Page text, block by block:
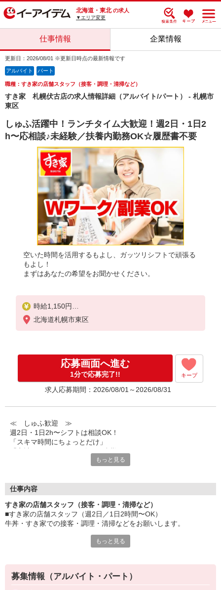
北海道・東北 の求人
▼エリア変更
仕事情報 企業情報
更新日：2026/08/01 ※更新日時点の最新情報です
アルバイト パート
職種：すき家の店舗スタッフ（接客・調理・清掃など）
すき家 札幌伏古店の求人情報詳細（アルバイト/パート） - 札幌市
東区
しゅふ活躍中！ランチタイム大歓迎！週2日・1日2
h〜応相談♪未経験／扶養内勤務OK☆履歴書不要
空いた時間を活用するもよし、ガッツリシフトで頑張る
もよし！
まずはあなたの希望をお聞かせください。
時給1,150円
※22:00〜翌5:00：時給1,438円
※高校生時給1,100円
北海道札幌市東区
応募画面へ進む
1分で応募完了!! キープ
求人応募期間：2026/08/01～2026/08/31
≪ しゅふ歓迎 ≫
週2日・1日2h〜シフトは相談OK！
「スキマ時間にちょっとだけ」
など、自分らしく活躍できますよ。
■髪型・髪色自由
■給与前払い可
急な出費も安心♪
■社員登用あり
将来を考えている方は必見です。
与兵衛、オリーブの丘、焼肉いちばんなどを経営しているゼンシ
ョーグループ！
その中のひとつ『すき家』でお仕事しませんか？
もっと見る
仕事内容
すき家の店舗スタッフ（接客・調理・清掃など）
■すき家の店舗スタッフ（週2日／1日2時間〜OK）
牛丼・すき家での接客・調理・清掃などをお願いします。
あなたの笑顔で！
すばやく提供！
もっと見る
募集情報（アルバイト・パート）